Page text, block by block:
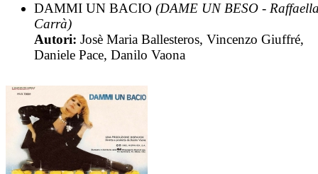
DAMMI UN BACIO (DAME UN BESO -
Carrà)
Autori: Josè Maria Ballesteros, Vincenzo Giuffré,
Daniele Pace, Danilo Vaona